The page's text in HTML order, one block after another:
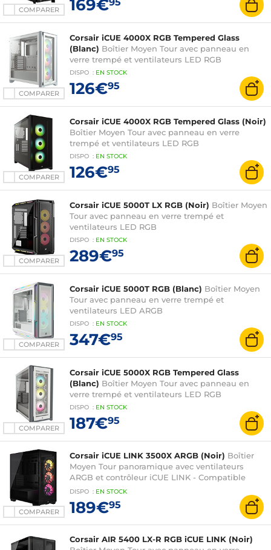
COMPARER 169€
COMPARER
Corsair iCUE 4000X RGB Tempered Glass
(Blanc) Boîtier Moyen Tour avec panneau en
verre trempé et ventilateurs LED RGB
DISPO : EN STOCK
126€95
COMPARER
Corsair iCUE 4000X RGB Tempered Glass (Noir)
Boîtier Moyen Tour avec panneau en verre
trempé et ventilateurs LED RGB
DISPO : EN STOCK
126€95
COMPARER
Corsair iCUE 5000T LX RGB (Noir) Boîtier Moyen
Tour avec panneau en verre trempé et
ventilateurs LED RGB
DISPO : EN STOCK
289€95
COMPARER
Corsair iCUE 5000T RGB (Blanc) Boîtier Moyen
Tour avec panneau en verre trempé et
ventilateurs LED ARGB
DISPO : EN STOCK
347€95
COMPARER
Corsair iCUE 5000X RGB Tempered Glass
(Blanc) Boîtier Moyen Tour avec panneau en
verre trempé et ventilateurs LED RGB
DISPO : EN STOCK
187€95
COMPARER
Corsair iCUE LINK 3500X ARGB (Noir) Boîtier
Moyen Tour panoramique avec ventilateurs
ARGB et contrôleur iCUE LINK - Compatible
ASUS BTF et MSI Project Zero
DISPO : EN STOCK
189€95
Corsair AIR 5400 LX-R RGB iCUE LINK (Noir)